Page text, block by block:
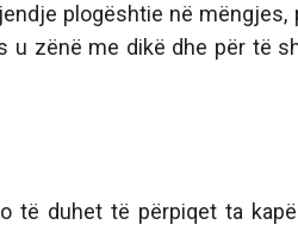
plogështie në mëngjes,
zënë me dikë dhe për të
të duhet të përpiqet ta